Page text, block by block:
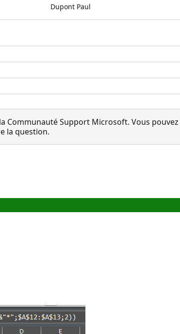
Dupont Paul
Communauté Support Microsoft. Vous
la question.